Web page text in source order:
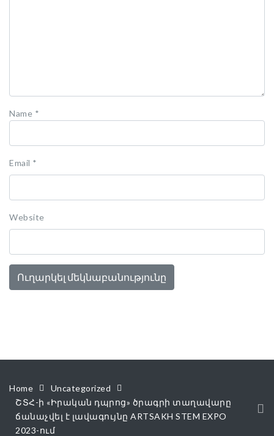
Name *
Email *
Website
Home
Uncategorized
ՇՏՀ-ի «Իրական դպրոց» ծրագրի տաղավարը
ճանաչվել է լավագույնը ARTSAKH STEM EXPO
2023-ում